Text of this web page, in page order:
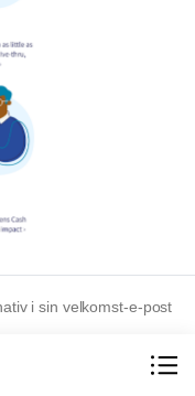
i sin velkomst-e-post